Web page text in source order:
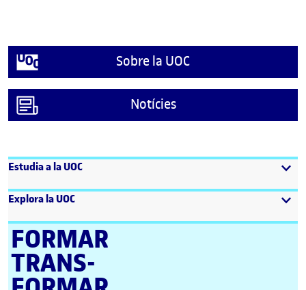
Sobre la UOC
Notícies
Estudia a la UOC
Explora la UOC
FORMAR
TRANS­